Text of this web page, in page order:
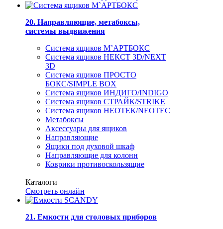
20. Направляющие, метабоксы,
системы выдвижения
Система ящиков М’АРТБОКС
Система ящиков НЕКСТ 3D/NEXT
3D
Система ящиков ПРОСТО
БОКС/SIMPLE BOX
Система ящиков ИНДИГО/INDIGO
Система ящиков СТРАЙК/STRIKE
Система ящиков НЕОТЕК/NEOTEC
Метабоксы
Аксессуары для ящиков
Направляющие
Ящики под духовой шкаф
Направляющие для колонн
Коврики противоскользящие
Каталоги
Смотреть онлайн
21. Емкости для столовых приборов